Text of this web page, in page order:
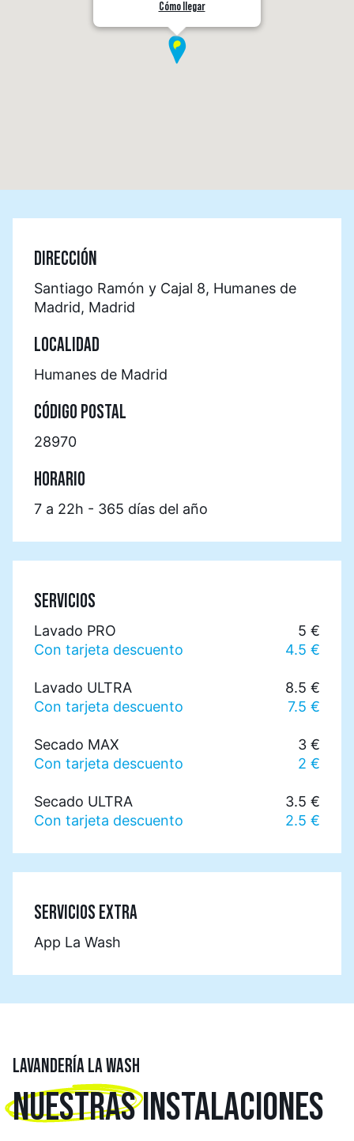
Cómo llegar
DIRECCIÓN
Santiago Ramón y Cajal 8, Humanes de
Madrid, Madrid
LOCALIDAD
Humanes de Madrid
CÓDIGO POSTAL
28970
HORARIO
7 a 22h - 365 días del año
SERVICIOS
Lavado PRO
5 €
Con tarjeta descuento
4.5 €
Lavado ULTRA
8.5 €
Con tarjeta descuento
7.5 €
Secado MAX
3 €
Con tarjeta descuento
2 €
Secado ULTRA
3.5 €
Con tarjeta descuento
2.5 €
SERVICIOS EXTRA
App La Wash
LAVANDERÍA LA WASH
NUESTRASINSTALACIONES